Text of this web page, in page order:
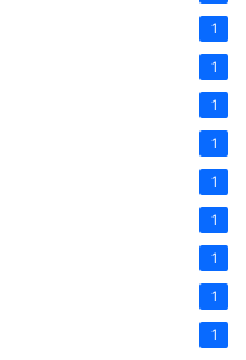
1
1
1
1
1
1
1
1
1